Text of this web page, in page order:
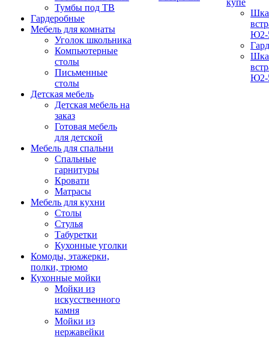
Тумбы под ТВ
Гардеробные
Мебель для комнаты
Уголок школьника
Компьютерные
столы
Письменные
столы
Детская мебель
Детская мебель на
заказ
Готовая мебель
для детской
Мебель для спальни
Спальные
гарнитуры
Кровати
Матрасы
Мебель для кухни
Столы
Стулья
Табуретки
Кухонные уголки
Комоды, этажерки,
полки, трюмо
Кухонные мойки
Мойки из
искусственного
камня
Мойки из
нержавейки
купе
Ю2-
Ю2-